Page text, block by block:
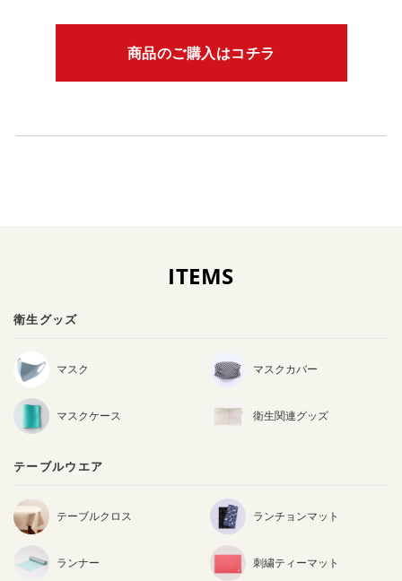
商品のご購入はコチラ
ITEMS
衛生グッズ
マスク マスクカバー
マスクケース 衛生関連グッズ
テーブルウエア
テーブルクロス ランチョンマット
ランナー 刺繍ティーマット